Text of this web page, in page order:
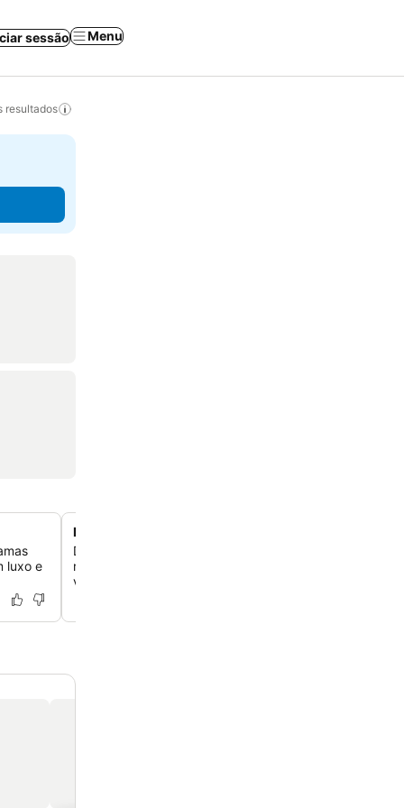
sessão Menu
resultados
luxo e
Duas piscinas, incluindo um oásis na cobertura
Desfrute de duas experiências de natação distintas:
refrescante no térreo e uma piscina menor na
vistas panorâmicas da cidade e um refúgio tranquilo